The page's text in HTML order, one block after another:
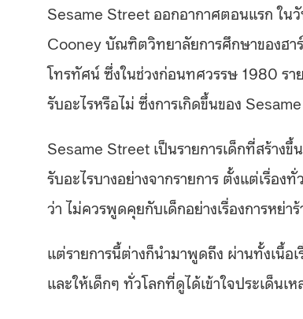
Sesame Street ออกอากาศตอนแรก ใ
Cooney บัณฑิตวิทยาลัยการศึกษาของฮาร์
โทรทัศน์ ซึ่งในช่วงก่อนทศวรรษ 1980 รา
รับอะไรหรือไม่ ซึ่งการเกิดขึ้นของ
Sesame Street เป็นรายการเด็กที่สร้าง
รับอะไรบางอย่างจากรายการ ตั้งแต่เรื่อ
ว่า ไม่ควรพูดคุยกับเด็กอย่างเรื่องการหย่
แต่รายการนี้ต่างก็นำมาพูดถึง ผ่านทั้งเนื้อ
และให้เด็กๆ ทั่วโลกที่ดูได้เข้าใจประเด็นเ